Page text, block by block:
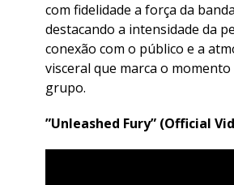
com fidelidade a força da
destacando a intensidade da
conexão com o público e a
visceral que marca o
grupo.
​”Unleashed Fury” (Official